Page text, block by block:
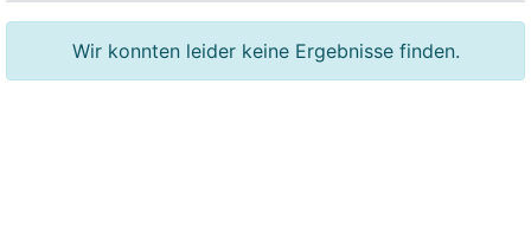
Wir konnten leider keine Ergebnisse finden.